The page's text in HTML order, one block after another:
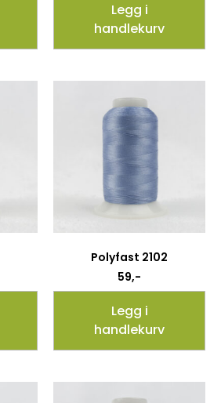
Legg i
handlekurv
Polyfast 2102
59,-
Legg i
handlekurv